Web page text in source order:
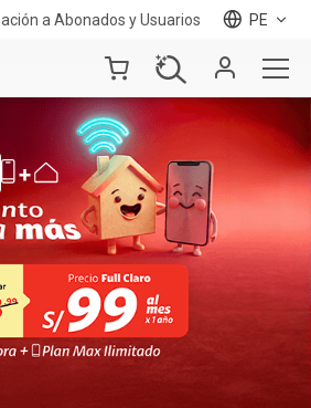
a Abonados y Usuarios PE